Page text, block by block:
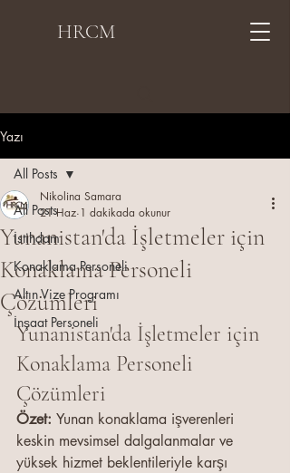
HRCM
Yazı
All Posts
İstihdam
Konaklama Personeli
Altın Vize Programı
İnşaat Personeli
All Posts
Yunanistan'da İşletmeler için
Konaklama Personeli
Çözümleri
Nikolina Samara
21 Haz 1 dakikada okunur
Yunanistan'da İşletmeler için
Konaklama Personeli
Çözümleri
Özet: Yunan konaklama işverenleri
keskin mevsimsel dalgalanmalar ve
yüksek hizmet beklentileriyle karşı